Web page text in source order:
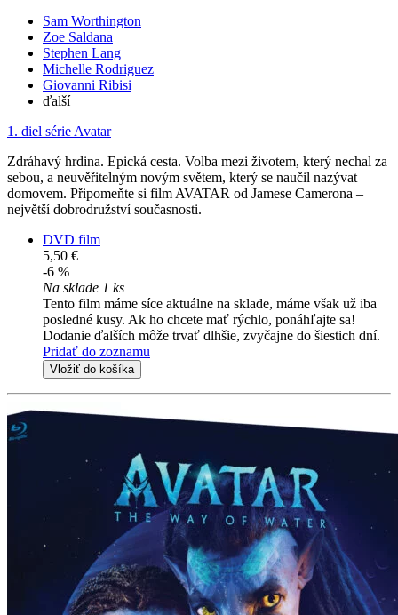
Sam Worthington
Zoe Saldana
Stephen Lang
Michelle Rodriguez
Giovanni Ribisi
ďalší
1. diel série Avatar
Zdráhavý hrdina. Epická cesta. Volba mezi životem, který nechal za
sebou, a neuvěřitelným novým světem, který se naučil nazývat
domovem. Připomeňte si film AVATAR od Jamese Camerona –
největší dobrodružství současnosti.
DVD film
5,50 €
-6 %
Na sklade 1 ks
Tento film máme síce aktuálne na sklade, máme však už iba
posledné kusy. Ak ho chcete mať rýchlo, ponáhľajte sa!
Dodanie ďalších môže trvať dlhšie, zvyčajne do šiestich dní.
Pridať do zoznamu
Vložiť do košíka